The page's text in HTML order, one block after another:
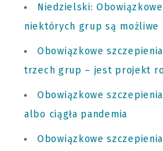
Niedzielski:
niektórych grup są możliwe
Obowiązkowe
trzech grup – jest projekt
Obowiązkowe
albo ciągła pandemia
Obowiązkowe